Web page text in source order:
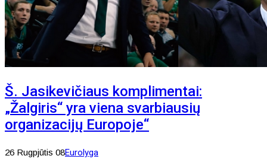
Š. Jasikevičiaus komplimentai:
„Žalgiris“ yra viena svarbiausių
organizacijų Europoje“
26 Rugpjūtis 08Eurolyga